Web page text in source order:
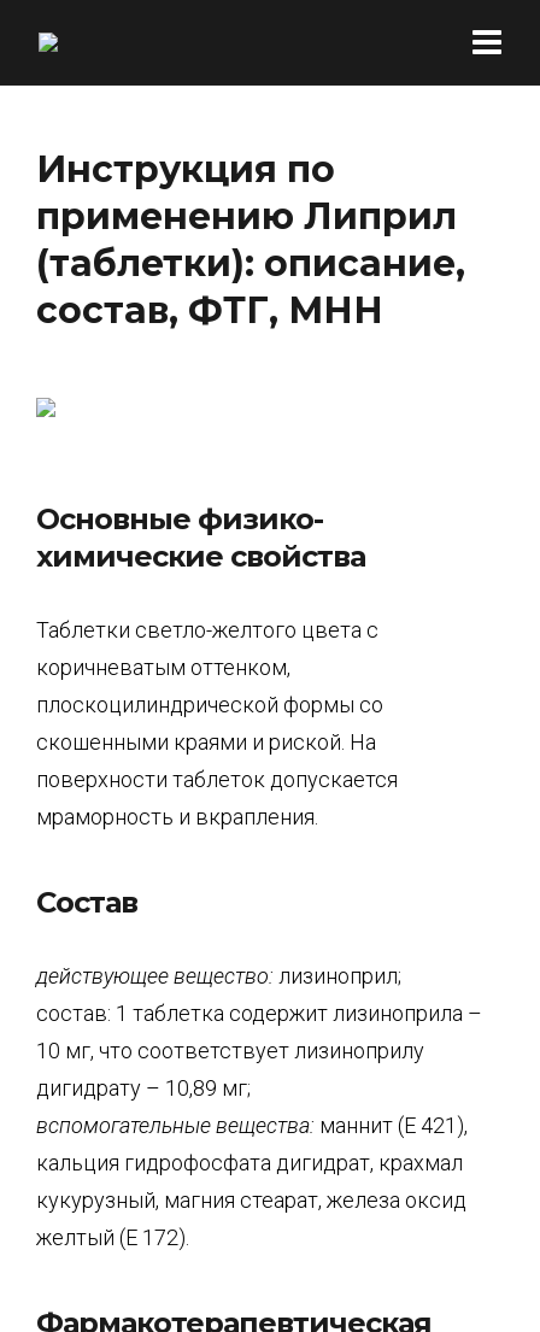
Инструкция по
применению Липрил
(таблетки): описание,
состав, ФТГ, МНН
Основные физико-
химические свойства
Таблетки светло-желтого цвета с
коричневатым оттенком,
плоскоцилиндрической формы со
скошенными краями и риской. На
поверхности таблеток допускается
мраморность и вкрапления.
Состав
действующее вещество: лизиноприл;
состав: 1 таблетка содержит лизиноприла –
10 мг, что соответствует лизиноприлу
дигидрату – 10,89 мг;
вспомогательные вещества: маннит (Е 421),
кальция гидрофосфата дигидрат, крахмал
кукурузный, магния стеарат, железа оксид
желтый (Е 172).
Фармакотерапевтическая